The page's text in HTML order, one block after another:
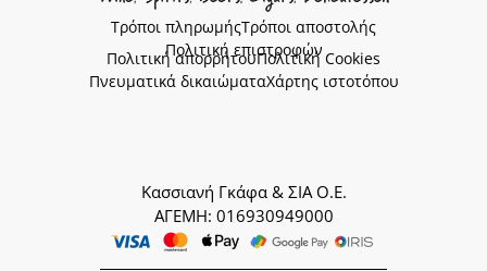
Τρόποι πληρωμήςΤρόποι αποστολής
Πολιτική επιστροφών
Πολιτική απορρήτουΠολιτική Cookies
Πνευματικά δικαιώματαΧάρτης ιστοτόπου
Κασσιανή Γκάφα & ΣΙΑ Ο.Ε.
ΑΓΕΜΗ: 016930949000